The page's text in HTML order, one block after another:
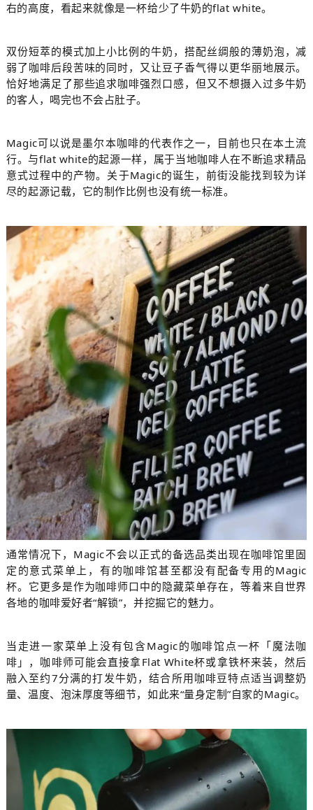
右的高度，看起来就像是一杯给少了牛奶的flat white。
双份短萃的模式加上小比例的牛奶，搭配丝绸般的薄奶泡，减
弱了咖啡后段苦味的同时，又让豆子香气得以更华丽地展示。
恰好地满足了那些追求咖啡强烈口感，但又不想摄入过多牛奶
的客人，喝完也不会占肚子。
Magic可以说是墨尔本咖啡的代表作之一，目前也只在本土流
行。与flat white的起源一样，属于当地咖啡人在不断追求精品
意式过程中的产物。关于Magic的诞生，前街没能找到较为详
尽的起源记载，它的制作比例也没有统一标准。
通常情况下，Magic不会以正式的备选品类出现在咖啡馆里固
定的意式菜单上，有的咖啡馆甚至都没有配备专用的Magic
杯。它更多是作为咖啡师口中的隐藏菜单存在，等着来自世界
各地的咖啡爱好者“解锁”，并挖掘它的魅力。
当走进一家菜单上没有包含Magic的咖啡馆点一杯「魔法咖
啡」，咖啡师可能会直接拿Flat White杯或拿铁杯来装，然后
融入至约7分满的打发牛奶，结合所用咖啡豆特点适当调整奶
量、温度、泡沫厚度等细节，如此来“量身定制”自家的Magic。